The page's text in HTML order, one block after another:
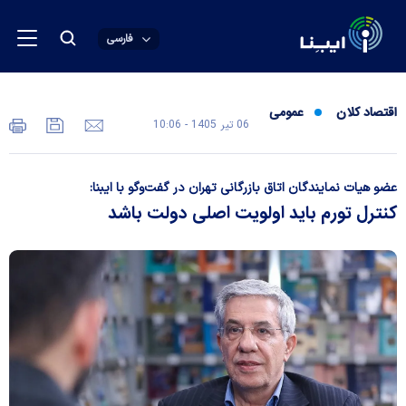
فارسی
اقتصاد کلان عمومی
06 تير 1405 - 10:06
عضو هیات نمایندگان اتاق بازرگانی تهران در گفت‌و‌گو با ایبنا:
کنترل تورم باید اولویت اصلی دولت باشد